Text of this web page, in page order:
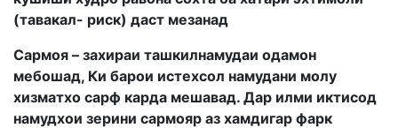
(тавакал- риск) даст мезанад
Сармоя – захираи ташкилнамудаи одамон
мебошад, Ки барои истехсол намудани молу
хизматхо сарф карда мешавад. Дар илми иктисод
намудхои зерини сармояр аз хамдигар фарк